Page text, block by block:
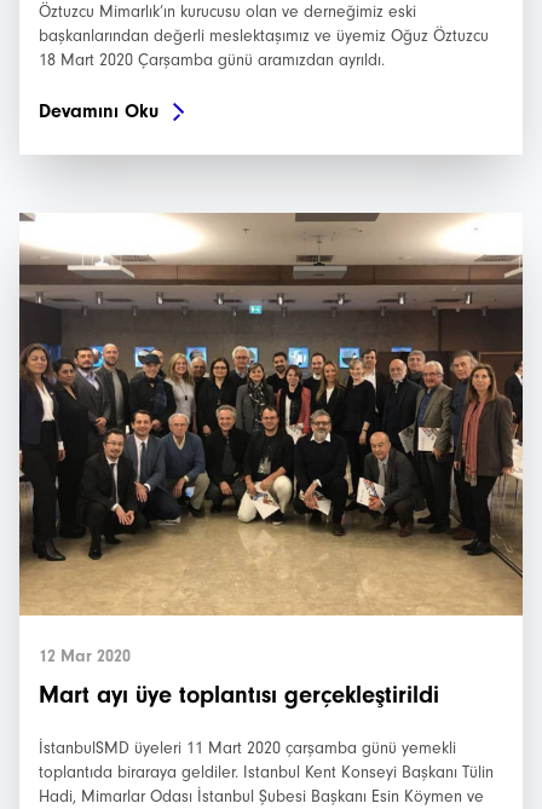
Öztuzcu Mimarlık’ın kurucusu olan ve derneğimiz eski
başkanlarından değerli meslektaşımız ve üyemiz Oğuz Öztuzcu
18 Mart 2020 Çarşamba günü aramızdan ayrıldı.
Devamını Oku
12 Mar 2020
Mart ayı üye toplantısı gerçekleştirildi
İstanbulSMD üyeleri 11 Mart 2020 çarşamba günü yemekli
toplantıda biraraya geldiler. Istanbul Kent Konseyi Başkanı Tülin
Hadi, Mimarlar Odası İstanbul Şubesi Başkanı Esin Köymen ve